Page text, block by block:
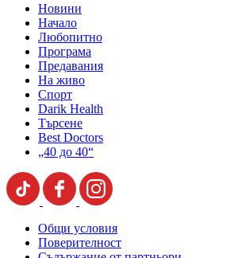
Новини
Начало
Любопитно
Програма
Предавания
На живо
Спорт
Darik Health
Търсене
Best Doctors
„40 до 40“
Общи условия
Поверителност